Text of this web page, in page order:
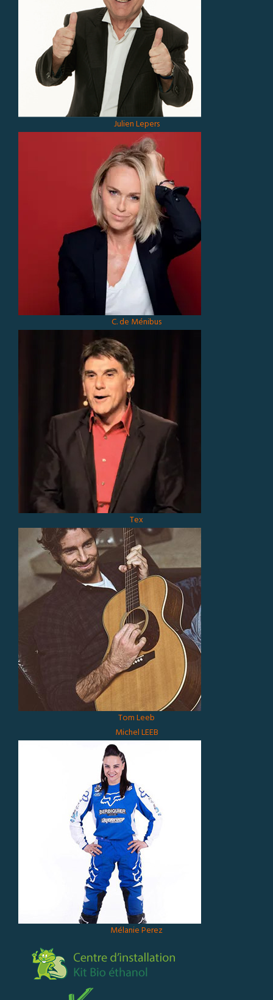
Julien Lepers
C. de Ménibus
Tex
Tom Leeb
Michel LEEB
Mélanie Perez